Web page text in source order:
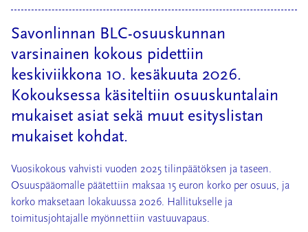
Savonlinnan BLC-osuuskunnan
varsinainen kokous pidettiin
keskiviikkona 10. kesäkuuta 2026.
Kokouksessa käsiteltiin osuuskuntalain
mukaiset asiat sekä muut esityslistan
mukaiset kohdat.
Vuosikokous vahvisti vuoden 2025 tilinpäätöksen ja taseen.
Osuuspääomalle päätettiin maksaa 15 euron korko per osuus, ja
korko maksetaan lokakuussa 2026. Hallitukselle ja
toimitusjohtajalle myönnettiin vastuuvapaus.